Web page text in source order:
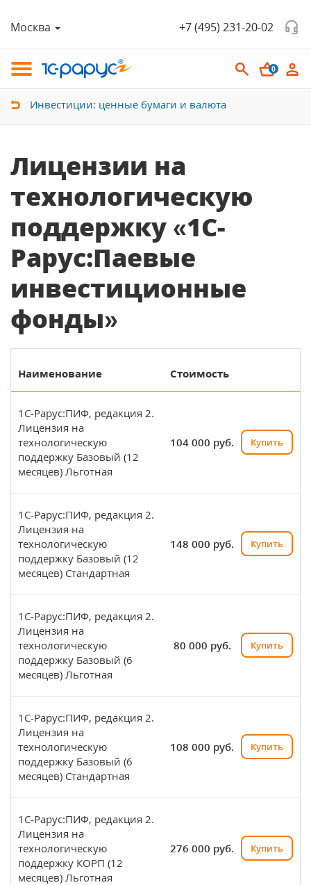
Москва +7 (495) 231-20-02
0
Инвестиции: ценные бумаги и валюта
Лицензии на
технологическую
поддержку «1С-
Рарус:Паевые
инвестиционные
фонды»
Наименование Стоимость
1С-Рарус:ПИФ, редакция 2.
Лицензия на
технологическую
поддержку Базовый (12
месяцев) Льготная
104 000 руб. Купить
1С-Рарус:ПИФ, редакция 2.
Лицензия на
технологическую
поддержку Базовый (12
месяцев) Стандартная
148 000 руб. Купить
1С-Рарус:ПИФ, редакция 2.
Лицензия на
технологическую
поддержку Базовый (6
месяцев) Льготная
80 000 руб. Купить
1С-Рарус:ПИФ, редакция 2.
Лицензия на
технологическую
поддержку Базовый (6
месяцев) Стандартная
108 000 руб. Купить
1С-Рарус:ПИФ, редакция 2.
Лицензия на
технологическую
поддержку КОРП (12
месяцев) Льготная
276 000 руб. Купить